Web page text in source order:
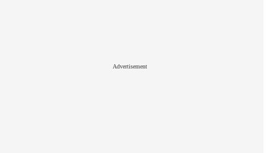
Advertisement